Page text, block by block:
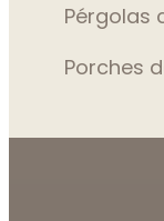
Pérgolas
Porches